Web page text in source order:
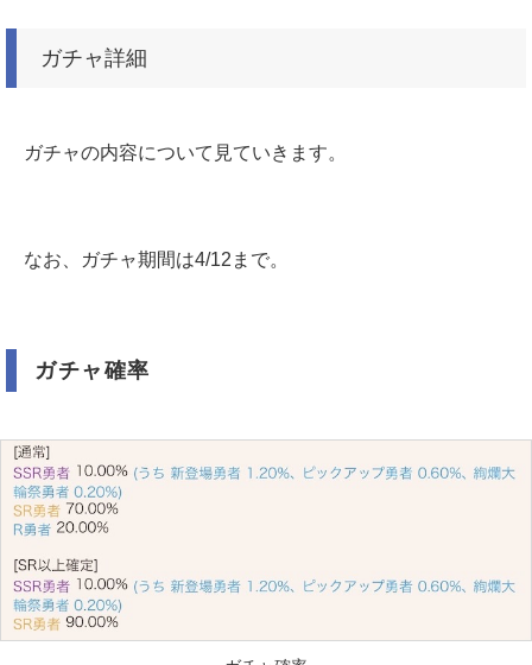
ガチャ詳細
ガチャの内容について見ていきます。
なお、ガチャ期間は4/12まで。
ガチャ確率